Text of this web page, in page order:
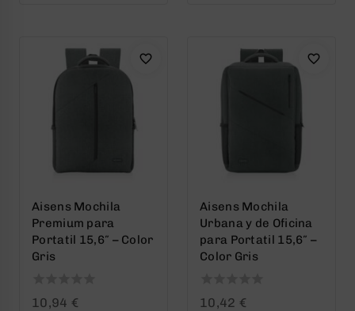
Aisens Mochila
Premium para
Portatil 15,6″ – Color
Gris
010,94 €
Aisens Mochila
Urbana y de Oficina
para Portatil 15,6″ –
Color Gris
010,42 €